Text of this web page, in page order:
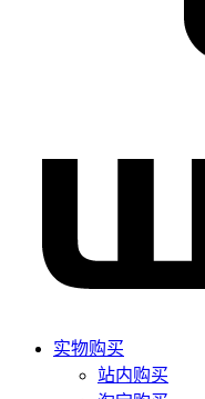
实物购买
站内购买